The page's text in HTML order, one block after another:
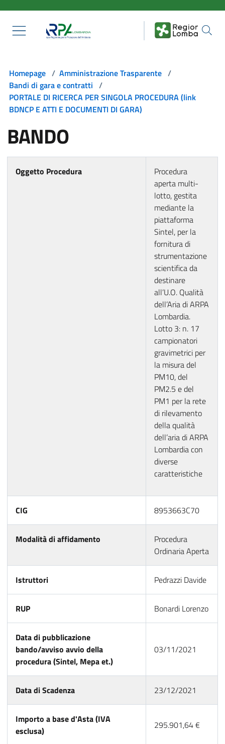
Homepage / Amministrazione Trasparente /
Bandi di gara e contratti /
PORTALE DI RICERCA PER SINGOLA PROCEDURA (link
BDNCP E ATTI E DOCUMENTI DI GARA)
BANDO
Oggetto Procedura
Procedura
aperta multi-
lotto, gestita
mediante la
piattaforma
Sintel, per la
fornitura di
strumentazione
scientifica da
destinare
all’U.O. Qualità
dell’Aria di ARPA
Lombardia.
Lotto 3: n. 17
campionatori
gravimetrici per
la misura del
PM10, del
PM2.5 e del
PM1 per la rete
di rilevamento
della qualità
dell’aria di ARPA
Lombardia con
diverse
caratteristiche
CIG 8953663C70
Modalità di affidamento
Procedura
Ordinaria Aperta
Istruttori Pedrazzi Davide
RUP Bonardi Lorenzo
Data di pubblicazione
bando/avviso avvio della
procedura (Sintel, Mepa et.)
03/11/2021
Data di Scadenza 23/12/2021
Importo a base d'Asta (IVA
esclusa)
295.901,64 €